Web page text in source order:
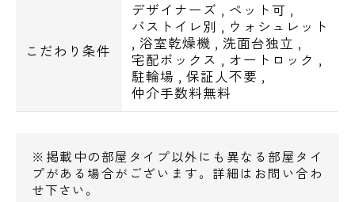
炭火焼肉酒家牛角西大島店 48m
コメダ珈琲店ダイエー大島店 171m
すき家西大島店 244m
医療法人社団順江会江東病院 322m
こだわり条件
デザイナーズ , ペット可 ,
バストイレ別 , ウォシュレット
, 浴室乾燥機 , 洗面台独立 ,
宅配ボックス , オートロック ,
駐輪場 ,保証人不要 ,
仲介手数料無料
※掲載中の部屋タイプ以外にも異なる部屋タイ
プがある場合がございます。詳細はお問い合わ
せ下さい。